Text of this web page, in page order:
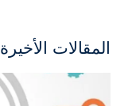
المقالات الأخيرة